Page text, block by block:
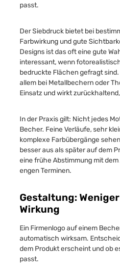
passt.
Der Siebdruck bietet bei
Farbwirkung und gute
Designs ist das oft eine gute
interessant, wenn
bedruckte Flächen gefragt
allem bei Metallbechern oder
Einsatz und wirkt
In der Praxis gilt: Nicht jedes
Becher. Feine Verläufe, sehr
komplexe Farbübergänge
besser aus als später auf dem
eine frühe Abstimmung mit
engen Terminen.
Gestaltung:
Wirkung
Ein Firmenlogo auf einem
automatisch wirksam.
dem Produkt erscheint und ob
passt.